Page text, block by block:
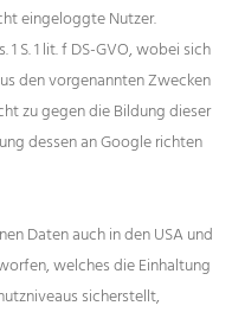
eingeloggte Nutzer.
S. 1 lit. f DS-GVO, wobei sich
den vorgenannten Zwecken
zu gegen die Bildung dieser
dessen an Google richten
Daten auch in den USA und
welches die Einhaltung
sicherstellt,